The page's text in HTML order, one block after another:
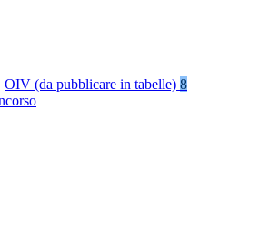
OIV (da pubblicare in tabelle) 8